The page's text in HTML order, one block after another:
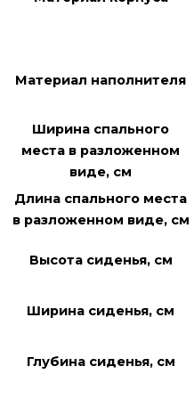
Материал наполнителя
Ширина спального
места в разложенном
виде, см
Длина спального места
в разложенном виде, см
Высота сиденья, см
Ширина сиденья, см
Глубина сиденья, см